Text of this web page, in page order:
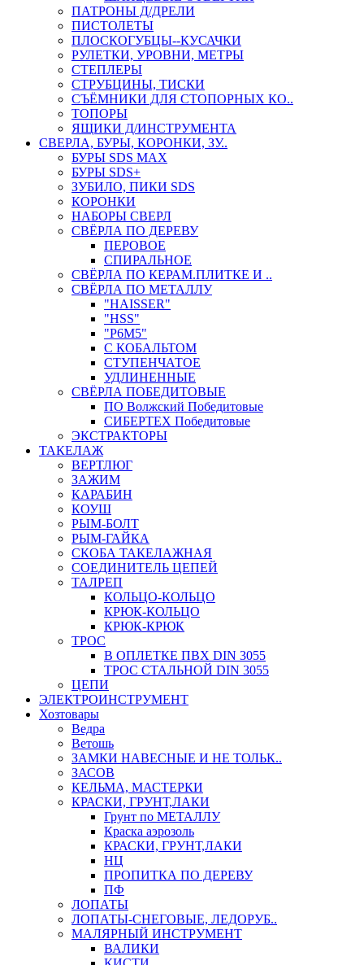
ПАТРОНЫ Д/ДРЕЛИ
ПИСТОЛЕТЫ
ПЛОСКОГУБЦЫ--КУСАЧКИ
РУЛЕТКИ, УРОВНИ, МЕТРЫ
СТЕПЛЕРЫ
СТРУБЦИНЫ, ТИСКИ
СЪЁМНИКИ ДЛЯ СТОПОРНЫХ КО..
ТОПОРЫ
ЯЩИКИ Д/ИНСТРУМЕНТА
СВЕРЛА, БУРЫ, КОРОНКИ, ЗУ..
БУРЫ SDS MAX
БУРЫ SDS+
ЗУБИЛО, ПИКИ SDS
КОРОНКИ
НАБОРЫ СВЕРЛ
СВЁРЛА ПО ДЕРЕВУ
ПЕРОВОЕ
СПИРАЛЬНОЕ
СВЁРЛА ПО КЕРАМ.ПЛИТКЕ И ..
СВЁРЛА ПО МЕТАЛЛУ
"HAISSER"
"HSS"
"Р6М5"
С КОБАЛЬТОМ
СТУПЕНЧАТОЕ
УДЛИНЕННЫЕ
СВЁРЛА ПОБЕДИТОВЫЕ
ПО Волжский Победитовые
СИБЕРТЕХ Победитовые
ЭКСТРАКТОРЫ
ТАКЕЛАЖ
ВЕРТЛЮГ
ЗАЖИМ
КАРАБИН
КОУШ
РЫМ-БОЛТ
РЫМ-ГАЙКА
СКОБА ТАКЕЛАЖНАЯ
СОЕДИНИТЕЛЬ ЦЕПЕЙ
ТАЛРЕП
КОЛЬЦО-КОЛЬЦО
КРЮК-КОЛЬЦО
КРЮК-КРЮК
ТРОС
В ОПЛЕТКЕ ПВХ DIN 3055
ТРОС СТАЛЬНОЙ DIN 3055
ЦЕПИ
ЭЛЕКТРОИНСТРУМЕНТ
Хозтовары
Ведра
Ветошь
ЗАМКИ НАВЕСНЫЕ И НЕ ТОЛЬК..
ЗАСОВ
КЕЛЬМА, МАСТЕРКИ
КРАСКИ, ГРУНТ,ЛАКИ
Грунт по МЕТАЛЛУ
Краска аэрозоль
КРАСКИ, ГРУНТ,ЛАКИ
НЦ
ПРОПИТКА ПО ДЕРЕВУ
ПФ
ЛОПАТЫ
ЛОПАТЫ-СНЕГОВЫЕ, ЛЕДОРУБ..
МАЛЯРНЫЙ ИНСТРУМЕНТ
ВАЛИКИ